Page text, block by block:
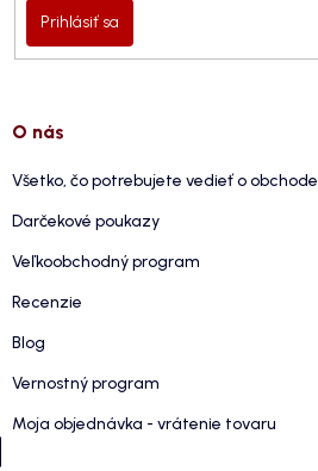
Prihlásiť sa
O nás
Všetko, čo potrebujete vedieť o obchode
Darčekové poukazy
Veľkoobchodný program
Recenzie
Blog
Vernostný program
Moja objednávka - vrátenie tovaru